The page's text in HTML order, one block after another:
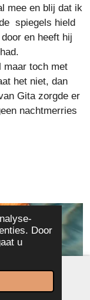
Door
u
mee en blij dat ik
spiegels hield
en heeft hij
maar toch met
het niet, dan
Gita zorgde er
nachtmerries